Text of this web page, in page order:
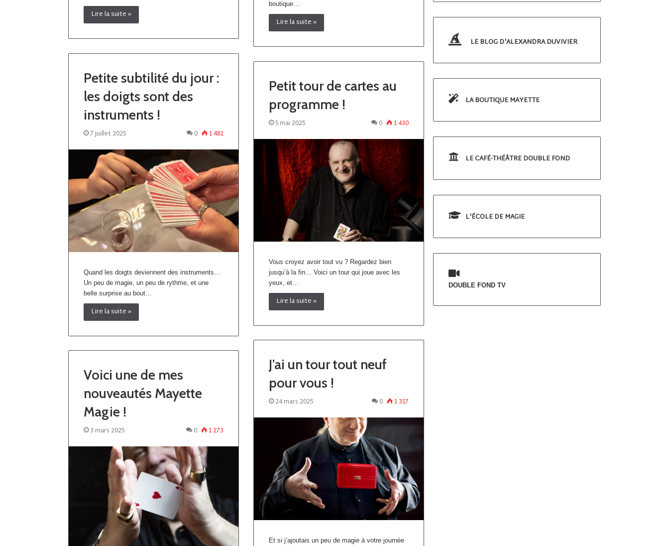
boutique…
Lire la suite »
Lire la suite »
Petite subtilité du jour :
les doigts sont des
instruments !
7 juillet 2025 0 1 481
Quand les doigts deviennent des instruments…
Un peu de magie, un peu de rythme, et une
belle surprise au bout…
Lire la suite »
Petit tour de cartes au
programme !
5 mai 2025 0 1 430
Vous croyez avoir tout vu ? Regardez bien
jusqu’à la fin… Voici un tour qui joue avec les
yeux, et…
Lire la suite »
J’ai un tour tout neuf
pour vous !
24 mars 2025 0 1 317
Et si j’ajoutais un peu de magie à votre journée
Voici une de mes
nouveautés Mayette
Magie !
3 mars 2025 0 1 273
LE BLOG D'ALEXANDRA DUVIVIER
LA BOUTIQUE MAYETTE
LE CAFÉ-THÉÂTRE DOUBLE FOND
L'ÉCOLE DE MAGIE
DOUBLE FOND TV